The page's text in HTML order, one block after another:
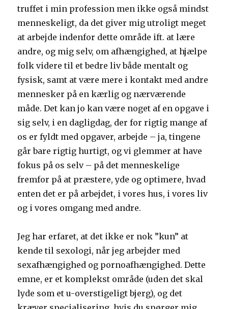
truffet i min profession men ikke også mindst
menneskeligt, da det giver mig utroligt meget
at arbejde indenfor dette område ift. at lære
andre, og mig selv, om afhængighed, at hjælpe
folk videre til et bedre liv både mentalt og
fysisk, samt at være mere i kontakt med andre
mennesker på en kærlig og nærværende
måde. Det kan jo kan være noget af en opgave i
sig selv, i en dagligdag, der for rigtig mange af
os er fyldt med opgaver, arbejde – ja, tingene
går bare rigtig hurtigt, og vi glemmer at have
fokus på os selv – på det menneskelige
fremfor på at præstere, yde og optimere, hvad
enten det er på arbejdet, i vores hus, i vores liv
og i vores omgang med andre.
Jeg har erfaret, at det ikke er nok ”kun” at
kende til sexologi, når jeg arbejder med
sexafhængighed og pornoafhængighed. Dette
emne, er et komplekst område (uden det skal
lyde som et u-overstigeligt bjerg), og det